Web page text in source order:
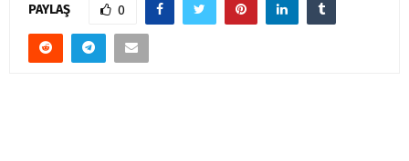
PAYLAŞ 0